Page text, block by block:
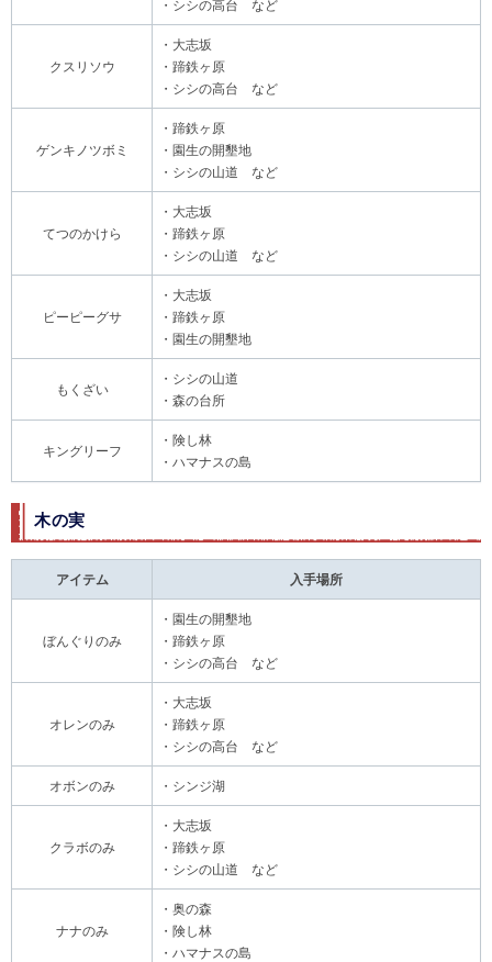
・シシの高台 など
クスリソウ
・大志坂
・蹄鉄ヶ原
・シシの高台 など
ゲンキノツボミ
・蹄鉄ヶ原
・園生の開墾地
・シシの山道 など
てつのかけら
・大志坂
・蹄鉄ヶ原
・シシの山道 など
ピーピーグサ
・大志坂
・蹄鉄ヶ原
・園生の開墾地
もくざい
・シシの山道
・森の台所
キングリーフ
・険し林
・ハマナスの島
木の実
アイテム 入手場所
ぼんぐりのみ
・園生の開墾地
・蹄鉄ヶ原
・シシの高台 など
オレンのみ
・大志坂
・蹄鉄ヶ原
・シシの高台 など
オボンのみ ・シンジ湖
クラボのみ
・大志坂
・蹄鉄ヶ原
・シシの山道 など
ナナのみ
・奥の森
・険し林
・ハマナスの島